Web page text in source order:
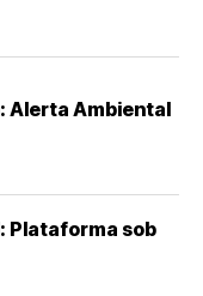
Alerta Ambiental
Plataforma sob